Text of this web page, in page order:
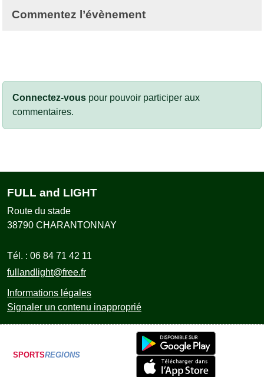
Commentez l’évènement
Connectez-vous pour pouvoir participer aux
commentaires.
FULL and LIGHT
Route du stade
38790 CHARANTONNAY
Tél. : 06 84 71 42 11
fullandlight@free.fr
Informations légales
Signaler un contenu inapproprié
SPORTSREGIONS